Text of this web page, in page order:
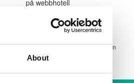
About
på webbhotell
Upp till 10 hemsidor/domäner
utrymme
4 CPU, 4GB RAM ~200K besökare/mån